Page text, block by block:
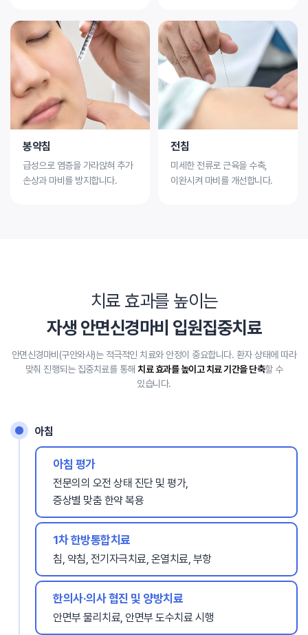
봉약침
급성으로 염증을 가라앉혀 추가
손상과 마비를 방지합니다.
전침
미세한 전류로 근육을 수축,
이완시켜 마비를 개선합니다.
치료 효과를 높이는
자생 안면신경마비 입원집중치료
안면신경마비(구안와사)는 적극적인 치료와 안정이 중요합니다. 환자 상태에 따라
맞춰 진행되는 집중치료를 통해 치료 효과를 높이고 치료 기간을 단축할 수
있습니다.
아침
아침 평가
전문의의 오전 상태 진단 및 평가,
증상별 맞춤 한약 복용
1차 한방통합치료
침, 약침, 전기자극치료, 온열치료, 부항
한의사·의사 협진 및 양방치료
안면부 물리치료, 안면부 도수치료 시행